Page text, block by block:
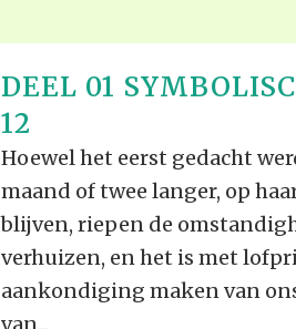
DEEL 01
12
Hoewel het eerst gedacht
maand of twee langer, op
blijven, riepen de
verhuizen, en het is met
aankondiging maken van
van...